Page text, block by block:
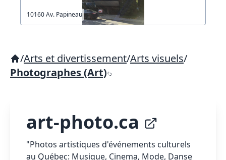
10160 Av. Papineau
/Arts et divertissement/Arts visuels/
Photographes (Art)
art-photo.ca
"Photos artistiques d'événements culturels
au Québec: Musique, Cinema, Mode, Danse